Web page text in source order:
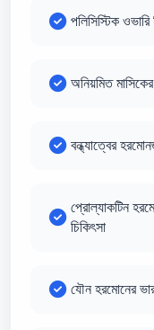
পলিসিস্টিক
অনিয়মিত
বন্ধ্যাত্বের
প্রোল্যাকটিন
চিকিৎসা
যৌন হরমোনের